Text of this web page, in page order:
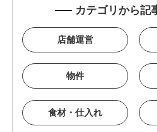
カテゴリから記
店舗運営
物件
食材・仕入れ